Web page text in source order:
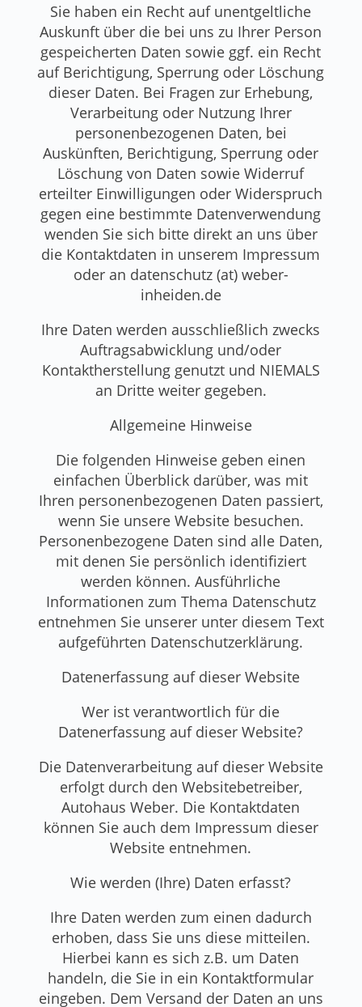
Sie haben ein Recht auf unentgeltliche
Auskunft über die bei uns zu Ihrer Person
gespeicherten Daten sowie ggf. ein Recht
auf Berichtigung, Sperrung oder Löschung
dieser Daten. Bei Fragen zur Erhebung,
Verarbeitung oder Nutzung Ihrer
personenbezogenen Daten, bei
Auskünften, Berichtigung, Sperrung oder
Löschung von Daten sowie Widerruf
erteilter Einwilligungen oder Widerspruch
gegen eine bestimmte Datenverwendung
wenden Sie sich bitte direkt an uns über
die Kontaktdaten in unserem Impressum
oder an datenschutz (at) weber-
inheiden.de
Ihre Daten werden ausschließlich zwecks
Auftragsabwicklung und/oder
Kontaktherstellung genutzt und NIEMALS
an Dritte weiter gegeben.
Allgemeine Hinweise
Die folgenden Hinweise geben einen
einfachen Überblick darüber, was mit
Ihren personenbezogenen Daten passiert,
wenn Sie unsere Website besuchen.
Personenbezogene Daten sind alle Daten,
mit denen Sie persönlich identifiziert
werden können. Ausführliche
Informationen zum Thema Datenschutz
entnehmen Sie unserer unter diesem Text
aufgeführten Datenschutzerklärung.
Datenerfassung auf dieser Website
Wer ist verantwortlich für die
Datenerfassung auf dieser Website?
Die Datenverarbeitung auf dieser Website
erfolgt durch den Websitebetreiber,
Autohaus Weber. Die Kontaktdaten
können Sie auch dem Impressum dieser
Website entnehmen.
Wie werden (Ihre) Daten erfasst?
Ihre Daten werden zum einen dadurch
erhoben, dass Sie uns diese mitteilen.
Hierbei kann es sich z.B. um Daten
handeln, die Sie in ein Kontaktformular
eingeben. Dem Versand der Daten an uns